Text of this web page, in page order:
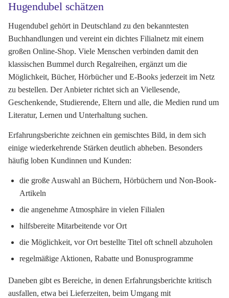
Hugendubel schätzen
Hugendubel gehört in Deutschland zu den bekanntesten
Buchhandlungen und vereint ein dichtes Filialnetz mit einem
großen Online-Shop. Viele Menschen verbinden damit den
klassischen Bummel durch Regalreihen, ergänzt um die
Möglichkeit, Bücher, Hörbücher und E-Books jederzeit im Netz
zu bestellen. Der Anbieter richtet sich an Viellesende,
Geschenkende, Studierende, Eltern und alle, die Medien rund um
Literatur, Lernen und Unterhaltung suchen.
Erfahrungsberichte zeichnen ein gemischtes Bild, in dem sich
einige wiederkehrende Stärken deutlich abheben. Besonders
häufig loben Kundinnen und Kunden:
die große Auswahl an Büchern, Hörbüchern und Non-Book-
Artikeln
die angenehme Atmosphäre in vielen Filialen
hilfsbereite Mitarbeitende vor Ort
die Möglichkeit, vor Ort bestellte Titel oft schnell abzuholen
regelmäßige Aktionen, Rabatte und Bonusprogramme
Daneben gibt es Bereiche, in denen Erfahrungsberichte kritisch
ausfallen, etwa bei Lieferzeiten, beim Umgang mit